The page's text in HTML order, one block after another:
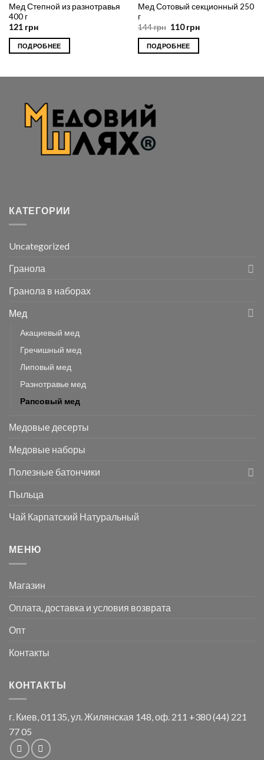
Мед Степной из разнотравья
400 г
121 грн
ПОДРОБНЕЕ
Мед Сотовый секционный 250
г
144грн 110грн
ПОДРОБНЕЕ
КАТЕГОРИИ
Uncategorized
Гранола
Гранола в наборах
Мед
Акациевый мед
Гречишный мед
Липовый мед
Разнотравье мед
Рапсовый мед
Медовые десерты
Медовые наборы
Полезные батончики
Пыльца
Чай Карпатский Натуральный
МЕНЮ
Магазин
Оплата, доставка и условия возврата
Опт
Контакты
КОНТАКТЫ
г. Киев, 01135, ул. Жилянская 148, оф. 211 +380 (44) 221
77 05